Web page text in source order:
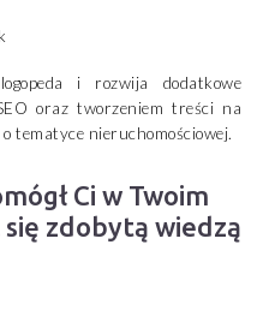
i rozwija dodatkowe
oraz tworzeniem treści na
tematyce nieruchomościowej.
Ci w Twoim
zdobytą wiedzą